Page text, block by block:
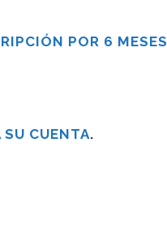
POR 6 MESES
SU CUENTA.